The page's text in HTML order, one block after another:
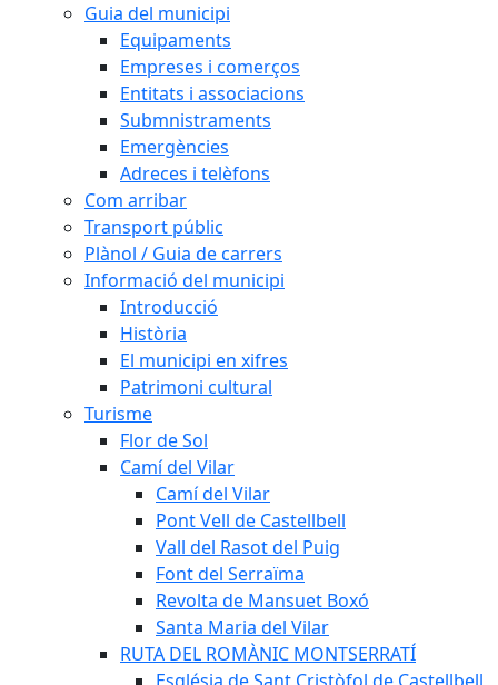
Guia del municipi
Equipaments
Empreses i comerços
Entitats i associacions
Submnistraments
Emergències
Adreces i telèfons
Com arribar
Transport públic
Plànol / Guia de carrers
Informació del municipi
Introducció
Història
El municipi en xifres
Patrimoni cultural
Turisme
Flor de Sol
Camí del Vilar
Camí del Vilar
Pont Vell de Castellbell
Vall del Rasot del Puig
Font del Serraïma
Revolta de Mansuet Boxó
Santa Maria del Vilar
RUTA DEL ROMÀNIC MONTSERRATÍ